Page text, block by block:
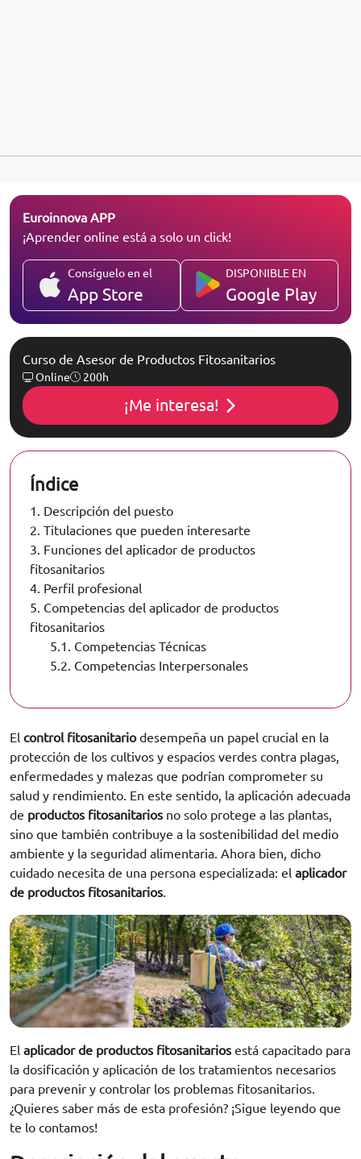
Euroinnova APP
¡Aprender online está a solo un click!
Consíguelo en el
App Store
DISPONIBLE EN
Google Play
Curso de Asesor de Productos Fitosanitarios
Online 200h
¡Me interesa!
Índice
1. Descripción del puesto
2. Titulaciones que pueden interesarte
3. Funciones del aplicador de productos
fitosanitarios
4. Perfil profesional
5. Competencias del aplicador de productos
fitosanitarios
5.1. Competencias Técnicas
5.2. Competencias Interpersonales
El control fitosanitariodesempeña un papel crucial en la
protección de los cultivos y espacios verdes contra plagas,
enfermedades y malezas que podrían comprometer su
salud y rendimiento. En este sentido, la aplicación adecuada
de productos fitosanitarios no solo protege a las plantas,
sino que también contribuye a la sostenibilidad del medio
ambiente y la seguridad alimentaria. Ahora bien, dicho
cuidado necesita de una persona especializada: el aplicador
de productos fitosanitarios.
El aplicador de productos fitosanitarios está capacitado para
la dosificación y aplicación de los tratamientos necesarios
para prevenir y controlar los problemas fitosanitarios.
¿Quieres saber más de esta profesión? ¡Sigue leyendo que
te lo contamos!